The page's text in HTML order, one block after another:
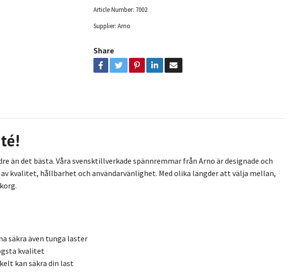
Article Number: 7002
Supplier: Arno
Share
det bästa. Våra svensktillverkade spännremmar från Arno är designade och
kvalitet, hållbarhet och användarvänlighet. Med olika längder att välja mellan,
säkra även tunga laster
kvalitet
kan säkra din last